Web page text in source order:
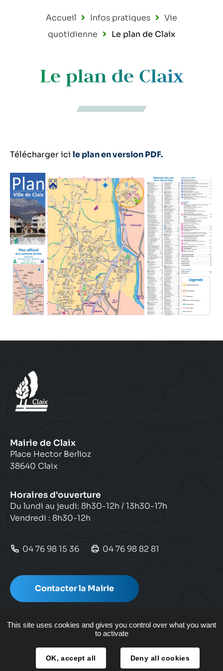
Accueil Infos pratiques
Vie
quotidienne
Le plan de Claix
Le plan de Claix
Télécharger ici le plan en version PDF.
Mairie de Claix
Place Hector Berlioz
38640 Claix
Horaires d'ouverture
Du lundi au jeudi: 8h30-12h / 13h30-17h
Vendredi : 8h30-12h
04 76 98 15 36 04 76 98 82 81
Contacter la Mairie
Plan de site
Mentions légales
This site uses cookies and gives you control over what you want
to activate
OK, accept all Deny all cookies